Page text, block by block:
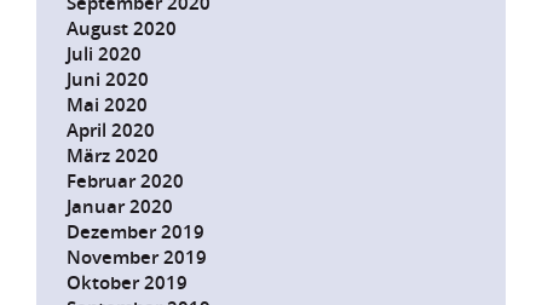
August 2020
Juli 2020
Juni 2020
Mai 2020
April 2020
März 2020
Februar 2020
Januar 2020
Dezember 2019
November 2019
Oktober 2019